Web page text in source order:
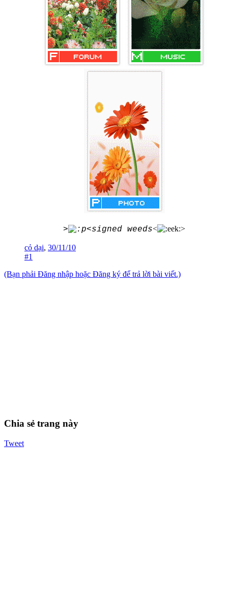
> <signed weeds< >
cỏ dại, 30/11/10
#1
(Bạn phải Đăng nhập hoặc Đăng ký để trả lời bài viết.)
Chia sẻ trang này
Tweet